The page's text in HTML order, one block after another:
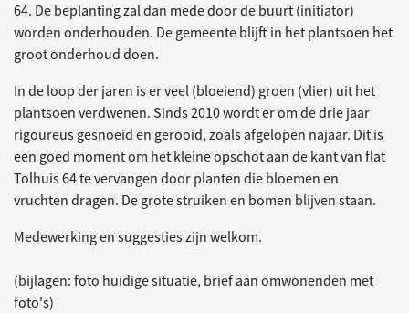
64. De beplanting zal dan mede door de buurt (initiator)
worden onderhouden. De gemeente blijft in het plantsoen het
groot onderhoud doen.
In de loop der jaren is er veel (bloeiend) groen (vlier) uit het
plantsoen verdwenen. Sinds 2010 wordt er om de drie jaar
rigoureus gesnoeid en gerooid, zoals afgelopen najaar. Dit is
een goed moment om het kleine opschot aan de kant van flat
Tolhuis 64 te vervangen door planten die bloemen en
vruchten dragen. De grote struiken en bomen blijven staan.
Medewerking en suggesties zijn welkom.
(bijlagen: foto huidige situatie, brief aan omwonenden met
foto's)